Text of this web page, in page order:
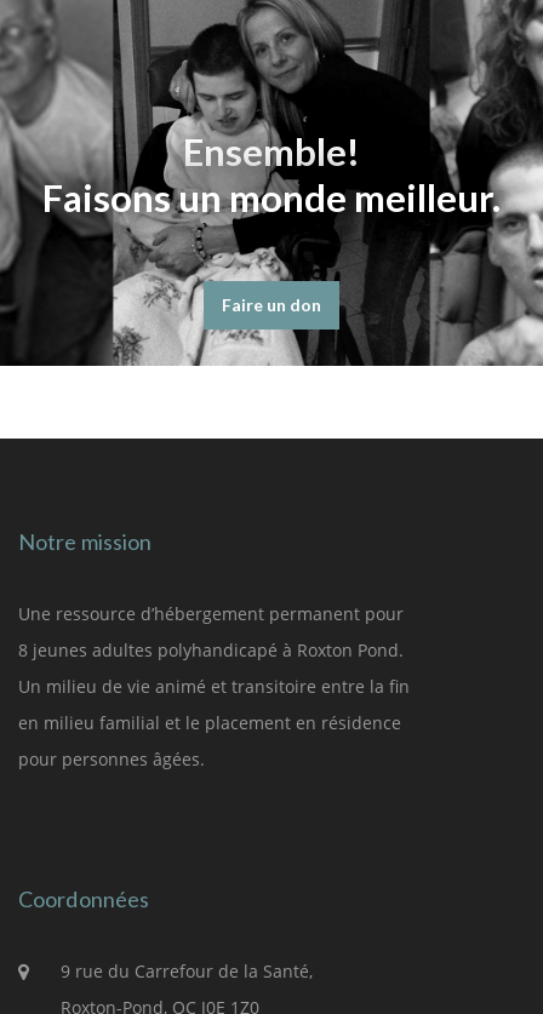
Ensemble!
Faisons un monde meilleur.
Faire un don
Notre mission
Une ressource d’hébergement permanent pour
8 jeunes adultes polyhandicapé à Roxton Pond.
Un milieu de vie animé et transitoire entre la fin
en milieu familial et le placement en résidence
pour personnes âgées.
Coordonnées
9 rue du Carrefour de la Santé,
Roxton-Pond, QC J0E 1Z0